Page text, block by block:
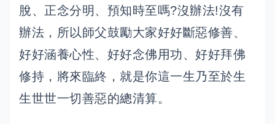
脫、正念分明、預知時至嗎?沒辦法!沒有
辦法，所以師父鼓勵大家好好斷惡修善、
好好涵養心性、好好念佛用功、好好拜佛
修持，將來臨終，就是你這一生乃至於生
生世世一切善惡的總清算。